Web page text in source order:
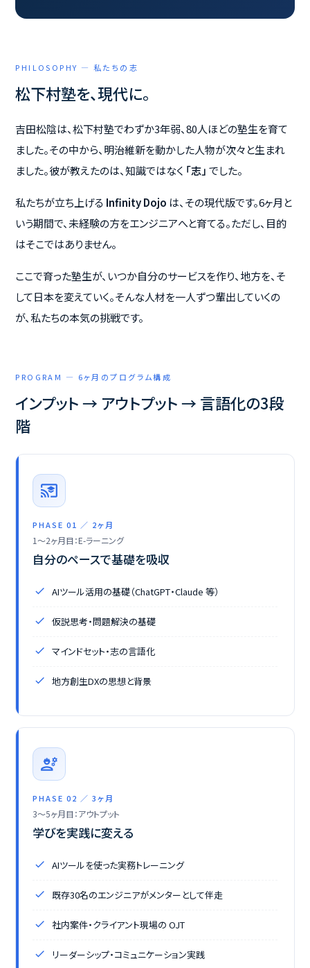
PHILOSOPHY — 私たちの志
松下村塾を、現代に。
吉田松陰は、松下村塾でわずか3年弱、80人ほどの塾生を育て
ました。その中から、明治維新を動かした人物が次々と生まれ
ました。彼が教えたのは、知識ではなく 「志」 でした。
私たちが立ち上げる Infinity Dojo は、その現代版です。6ヶ月と
いう期間で、未経験の方をエンジニアへと育てる。ただし、目的
はそこではありません。
ここで育った塾生が、いつか自分のサービスを作り、地方を、そ
して日本を変えていく。そんな人材を一人ずつ輩出していくの
が、私たちの本気の挑戦です。
PROGRAM — 6ヶ月のプログラム構成
インプット → アウトプット → 言語化の3段
階
cast_for_education
PHASE 01 ／ 2ヶ月
1〜2ヶ月目：E-ラーニング
自分のペースで基礎を吸収
AIツール活用の基礎（ChatGPT・Claude 等）
仮説思考・問題解決の基礎
マインドセット・志の言語化
地方創生DXの思想と背景
engineering
PHASE 02 ／ 3ヶ月
3〜5ヶ月目：アウトプット
学びを実践に変える
AIツールを使った実務トレーニング
既存30名のエンジニアがメンターとして伴走
社内案件・クライアント現場の OJT
リーダーシップ・コミュニケーション実践